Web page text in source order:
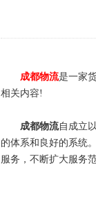
成都物流是一家
相关内容!
成都物流自成立
的体系和良好的系统
服务，不断扩大服务